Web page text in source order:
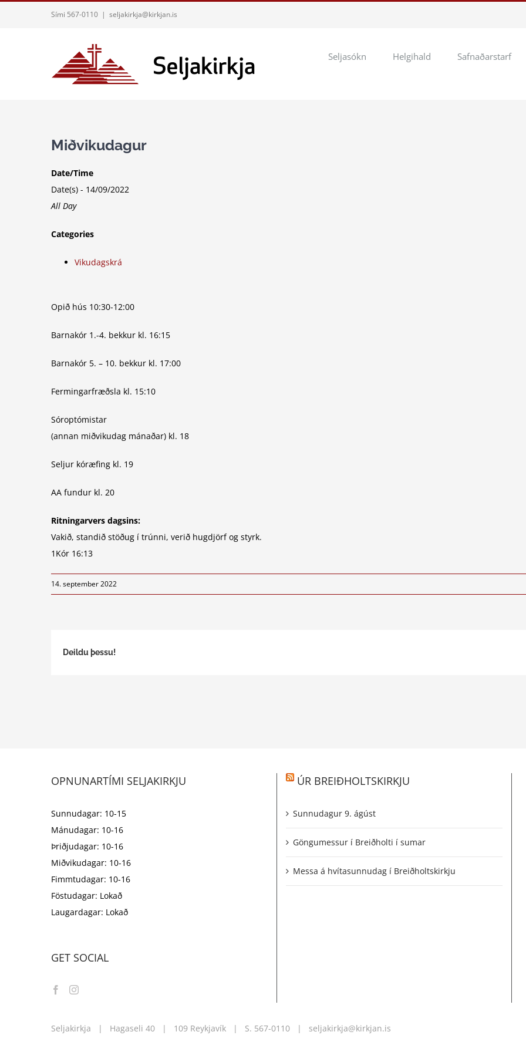
Sími 567-0110 | seljakirkja@kirkjan.is
Seljasókn Helgihald Safnaðarstarf
Miðvikudagur
Date/Time
Date(s) - 14/09/2022
All Day
Categories
Vikudagskrá
Opið hús 10:30-12:00
Barnakór 1.-4. bekkur kl. 16:15
Barnakór 5. – 10. bekkur kl. 17:00
Fermingarfræðsla kl. 15:10
Sóroptómistar
(annan miðvikudag mánaðar) kl. 18
Seljur kóræfing kl. 19
AA fundur kl. 20
Ritningarvers dagsins:
Vakið, standið stöðug í trúnni, verið hugdjörf og styrk.
1Kór 16:13
14. september 2022
Deildu þessu!
OPNUNARTÍMI SELJAKIRKJU
Sunnudagar: 10-15
Mánudagar: 10-16
Þriðjudagar: 10-16
Miðvikudagar: 10-16
Fimmtudagar: 10-16
Föstudagar: Lokað
Laugardagar: Lokað
GET SOCIAL
ÚR BREIÐHOLTSKIRKJU
Sunnudagur 9. ágúst
Göngumessur í Breiðholti í sumar
Messa á hvítasunnudag í Breiðholtskirkju
Seljakirkja | Hagaseli 40 | 109 Reykjavík | S. 567-0110 | seljakirkja@kirkjan.is